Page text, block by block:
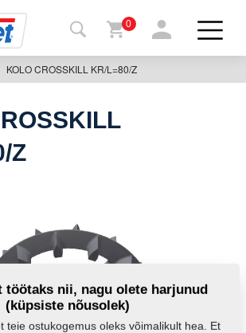
0
KOLO CROSSKILL KR/L=80/Z
Z
töötaks nii, nagu olete harjunud
(küpsiste nõusolek)
teie ostukogemus oleks võimalikult hea. Et